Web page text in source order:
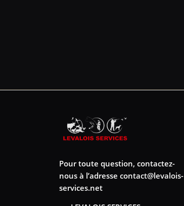
Pour toute question, contactez-
nous à l’adresse contact@levalois-
services.net